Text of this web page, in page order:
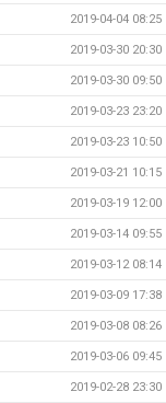
2019-04-04 08:25
2019-03-30 20:30
2019-03-30 09:50
2019-03-23 23:20
2019-03-23 10:50
2019-03-21 10:15
2019-03-19 12:00
2019-03-14 09:55
2019-03-12 08:14
2019-03-09 17:38
2019-03-08 08:26
2019-03-06 09:45
2019-02-28 23:30